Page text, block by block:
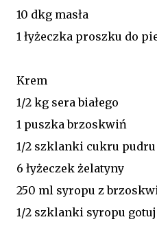
10 dkg masła
1 łyżeczka proszku do
Krem
1/2 kg sera białego
1 puszka brzoskwiń
1/2 szklanki cukru pudru
6 łyżeczek żelatyny
250 ml syropu z
1/2 szklanki syropu